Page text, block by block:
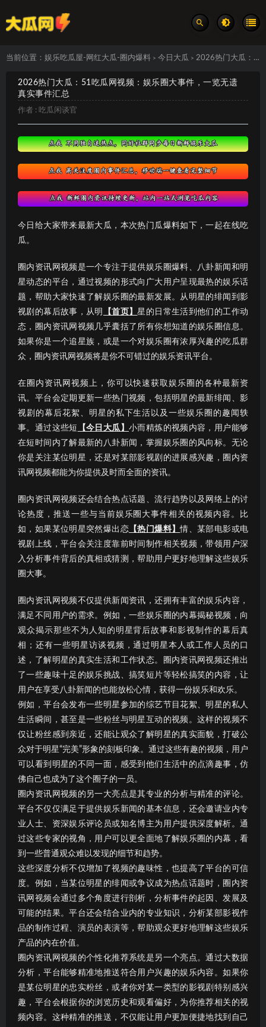
当前位置： 娱乐吃瓜屋-网红大瓜-圈内爆料 > 今日大瓜 > 2026热门大瓜：51吃瓜网视频：娱乐圈大事件，一览无遗 真实事件汇总
2026热门大瓜：51吃瓜网视频：娱乐圈大事件，一览无遗
真实事件汇总
作者 : 吃瓜闲谈官
今日给大家带来最新大瓜，本次热门瓜爆料如下，一起在线吃
瓜。
圈内资讯网视频是一个专注于提供娱乐圈爆料、八卦新闻和明
星动态的平台，通过视频的形式向广大用户呈现最热的娱乐话
题，帮助大家快速了解娱乐圈的最新发展。从明星的绯闻到影
视剧的幕后故事，从明
【首页】星的日常生活到他们的工作动
态，圈内资讯网视频几乎囊括了所有你想知道的娱乐圈信息。
如果你是一个追星族，或是一个对娱乐圈有浓厚兴趣的吃瓜群
众，圈内资讯网视频将是你不可错过的娱乐资讯平台。
在圈内资讯网视频上，你可以快速获取娱乐圈的各种最新资
讯。平台会定期更新一些热门视频，包括明星的最新绯闻、影
视剧的幕后花絮、明星的私下生活以及一些娱乐圈的趣闻轶
事。通过这些短
【今日大瓜】小而精炼的视频内容，用户能够
在短时间内了解最新的八卦新闻，掌握娱乐圈的风向标。无论
你是关注某位明星，还是对某部影视剧的进展感兴趣，圈内资
讯网视频都能为你提供及时而全面的资讯。
圈内资讯网视频还会结合热点话题、流行趋势以及网络上的讨
论热度，推送一些与当前娱乐圈大事件相关的视频内容。比
如，如果某位明星突然爆出恋 【热门爆料】情、某部电影或电
视剧上线，平台会关注度靠前时间制作相关视频，带领用户深
入分析事件背后的真相或猜测，帮助用户更好地理解这些娱乐
圈大事。
圈内资讯网视频不仅提供新闻资讯，还拥有丰富的娱乐内容，
满足不同用户的需求。例如，一些娱乐圈的内幕揭秘视频，向
观众揭示那些不为人知的明星背后故事和影视制作的幕后真
相；还有一些明星访谈视频，通过明星本人或工作人员的口
述，了解明星的真实生活和工作状态。圈内资讯网视频还推出
了一些趣味十足的娱乐挑战、搞笑短片等轻松搞笑的内容，让
用户在享受八卦新闻的也能放松心情，获得一份娱乐和欢乐。
例如，平台会发布一些明星参加的综艺节目花絮、明星的私人
生活瞬间，甚至是一些粉丝与明星互动的视频。这样的视频不
仅让粉丝感到亲近，还能让观众了解明星的真实面貌，打破公
众对于明星“完美”形象的刻板印象。通过这些有趣的视频，用户
可以看到明星的不同一面，感受到他们生活中的点滴趣事，仿
佛自己也成为了这个圈子的一员。
圈内资讯网视频的另一大亮点是其专业的分析与精准的评论。
平台不仅仅满足于提供娱乐新闻的基本信息，还会邀请业内专
业人士、资深娱乐评论员或知名博主为用户提供深度解析。通
过这些专家的视角，用户可以更全面地了解娱乐圈的内幕，看
到一些普通观众难以发现的细节和趋势。
这些深度分析不仅增加了视频的趣味性，也提高了平台的可信
度。例如，当某位明星的绯闻或争议成为热点话题时，圈内资
讯网视频会通过多个角度进行剖析，分析事件的起因、发展及
可能的结果。平台还会结合业内的专业知识，分析某部影视作
品的制作过程、演员的表演等，帮助观众更好地理解这些娱乐
产品的内在价值。
圈内资讯网视频的个性化推荐系统是另一个亮点。通过大数据
分析，平台能够精准地推送符合用户兴趣的娱乐内容。如果你
是某位明星的忠实粉丝，或者你对某一类型的影视剧特别感兴
趣，平台会根据你的浏览历史和观看偏好，为你推荐相关的视
频内容。这种精准的推送，不仅能让用户更加便捷地找到自己